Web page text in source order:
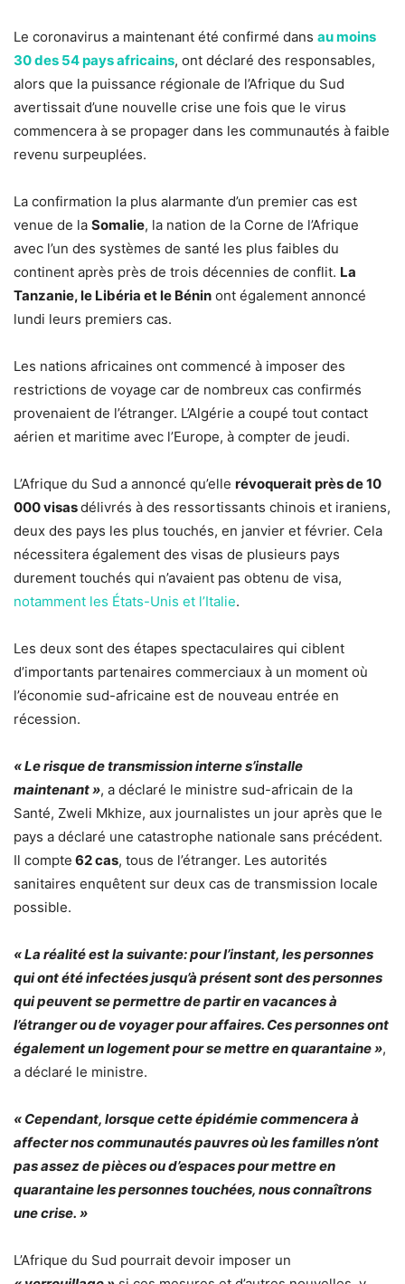
Le coronavirus a maintenant été confirmé dans au moins
30 des 54 pays africains, ont déclaré des responsables,
alors que la puissance régionale de l’Afrique du Sud
avertissait d’une nouvelle crise une fois que le virus
commencera à se propager dans les communautés à faible
revenu surpeuplées.
La confirmation la plus alarmante d’un premier cas est
venue de la Somalie, la nation de la Corne de l’Afrique
avec l’un des systèmes de santé les plus faibles du
continent après près de trois décennies de conflit. La
Tanzanie, le Libéria et le Bénin ont également annoncé
lundi leurs premiers cas.
Les nations africaines ont commencé à imposer des
restrictions de voyage car de nombreux cas confirmés
provenaient de l’étranger. L’Algérie a coupé tout contact
aérien et maritime avec l’Europe, à compter de jeudi.
L’Afrique du Sud a annoncé qu’elle révoquerait près de 10
000 visasdélivrés à des ressortissants chinois et iraniens,
deux des pays les plus touchés, en janvier et février. Cela
nécessitera également des visas de plusieurs pays
durement touchés qui n’avaient pas obtenu de visa,
notamment les États-Unis et l’Italie.
Les deux sont des étapes spectaculaires qui ciblent
d’importants partenaires commerciaux à un moment où
l’économie sud-africaine est de nouveau entrée en
récession.
« Le risque de transmission interne s’installe
maintenant », a déclaré le ministre sud-africain de la
Santé, Zweli Mkhize, aux journalistes un jour après que le
pays a déclaré une catastrophe nationale sans précédent.
Il compte 62 cas, tous de l’étranger. Les autorités
sanitaires enquêtent sur deux cas de transmission locale
possible.
« La réalité est la suivante: pour l’instant, les personnes
qui ont été infectées jusqu’à présent sont des personnes
qui peuvent se permettre de partir en vacances à
l’étranger ou de voyager pour affaires. Ces personnes ont
également un logement pour se mettre en quarantaine »,
a déclaré le ministre.
« Cependant, lorsque cette épidémie commencera à
affecter nos communautés pauvres où les familles n’ont
pas assez de pièces ou d’espaces pour mettre en
quarantaine les personnes touchées, nous connaîtrons
une crise. »
L’Afrique du Sud pourrait devoir imposer un